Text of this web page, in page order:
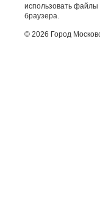
использовать файлы
браузера.
© 2026 Город